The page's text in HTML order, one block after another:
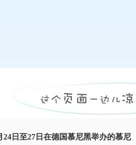
24日至27日在德国慕尼黑举办的慕尼